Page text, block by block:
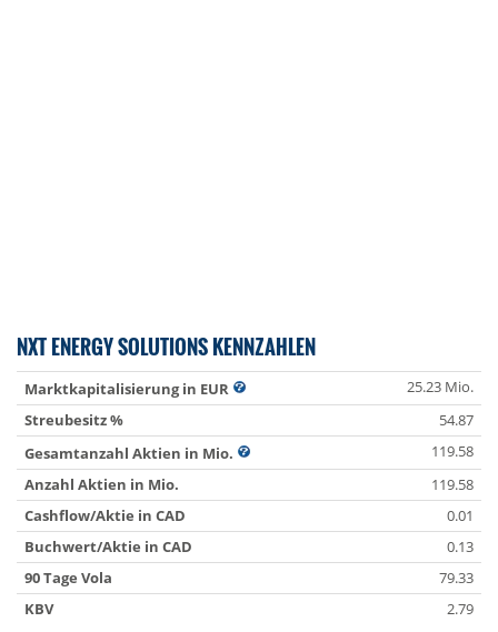
NXT ENERGY SOLUTIONS KENNZAHLEN
Marktkapitalisierung in EUR
25.23 Mio.
Streubesitz %
54.87
Gesamtanzahl Aktien in Mio.
119.58
Anzahl Aktien in Mio.
119.58
Cashflow/Aktie in CAD
0.01
Buchwert/Aktie in CAD
0.13
90 Tage Vola
79.33
KBV
2.79